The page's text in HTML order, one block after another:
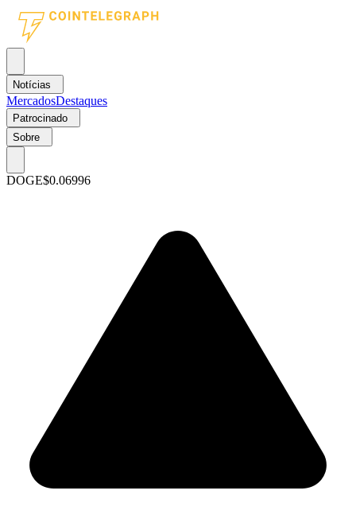
Notícias
MercadosDestaques
Patrocinado
Sobre
DOGE$0.06996